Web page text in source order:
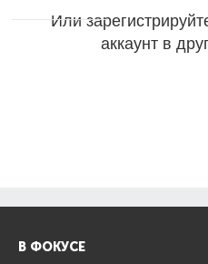
Или
аккаунт в
В ФОКУСЕ